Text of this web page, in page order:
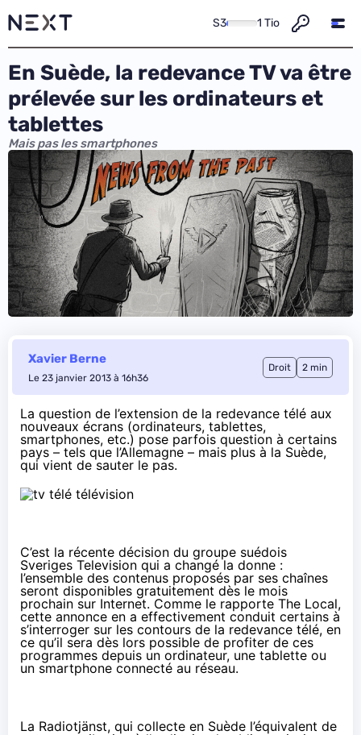
S3 1 Tio
En Suède, la redevance TV va être
prélevée sur les ordinateurs et
tablettes
Mais pas les smartphones
Xavier Berne
Le 23 janvier 2013 à 16h36
Droit 2 min
La question de l’extension de la redevance télé aux
nouveaux écrans (ordinateurs, tablettes,
smartphones, etc.) pose parfois question à certains
pays – tels que l’Allemagne – mais plus à la Suède,
qui vient de sauter le pas.
C’est la récente décision du groupe suédois
Sveriges Television qui a changé la donne :
l’ensemble des contenus proposés par ses chaînes
seront disponibles gratuitement dès le mois
prochain sur Internet. Comme le rapporte The Local,
cette annonce en a effectivement conduit certains à
s’interroger sur les contours de la redevance télé, en
ce qu’il sera dès lors possible de profiter de ces
programmes depuis un ordinateur, une tablette ou
un smartphone connecté au réseau.
La Radiotjänst, qui collecte en Suède l’équivalent de